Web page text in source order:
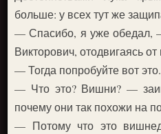
больше: у всех тут же
— Спасибо, я уже обедал,
Викторович, отодвигаясь
— Тогда попробуйте вот это.
— Что это? Вишни? —
почему они так похожи на
— Потому что это